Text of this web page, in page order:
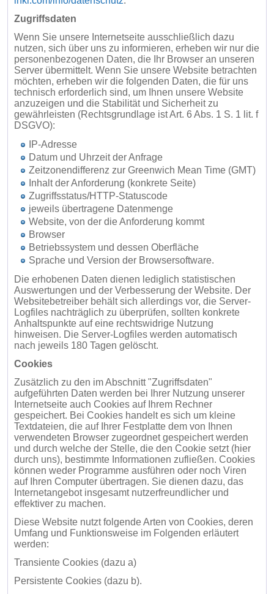
Zugriffsdaten
Wenn Sie unsere Internetseite ausschließlich dazu
nutzen, sich über uns zu informieren, erheben wir nur die
personenbezogenen Daten, die Ihr Browser an unseren
Server übermittelt. Wenn Sie unsere Website betrachten
möchten, erheben wir die folgenden Daten, die für uns
technisch erforderlich sind, um Ihnen unsere Website
anzuzeigen und die Stabilität und Sicherheit zu
gewährleisten (Rechtsgrundlage ist Art. 6 Abs. 1 S. 1 lit. f
DSGVO):
IP-Adresse
Datum und Uhrzeit der Anfrage
Zeitzonendifferenz zur Greenwich Mean Time (GMT)
Inhalt der Anforderung (konkrete Seite)
Zugriffsstatus/HTTP-Statuscode
jeweils übertragene Datenmenge
Website, von der die Anforderung kommt
Browser
Betriebssystem und dessen Oberfläche
Sprache und Version der Browsersoftware.
Die erhobenen Daten dienen lediglich statistischen
Auswertungen und der Verbesserung der Website. Der
Websitebetreiber behält sich allerdings vor, die Server-
Logfiles nachträglich zu überprüfen, sollten konkrete
Anhaltspunkte auf eine rechtswidrige Nutzung
hinweisen. Die Server-Logfiles werden automatisch
nach jeweils 180 Tagen gelöscht.
Cookies
Zusätzlich zu den im Abschnitt "Zugriffsdaten"
aufgeführten Daten werden bei Ihrer Nutzung unserer
Internetseite auch Cookies auf Ihrem Rechner
gespeichert. Bei Cookies handelt es sich um kleine
Textdateien, die auf Ihrer Festplatte dem von Ihnen
verwendeten Browser zugeordnet gespeichert werden
und durch welche der Stelle, die den Cookie setzt (hier
durch uns), bestimmte Informationen zufließen. Cookies
können weder Programme ausführen oder noch Viren
auf Ihren Computer übertragen. Sie dienen dazu, das
Internetangebot insgesamt nutzerfreundlicher und
effektiver zu machen.
Diese Website nutzt folgende Arten von Cookies, deren
Umfang und Funktionsweise im Folgenden erläutert
werden:
Transiente Cookies (dazu a)
Persistente Cookies (dazu b).